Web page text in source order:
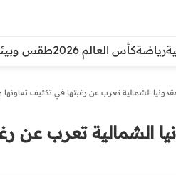
رياضةكأس العالم 2026 طقس
الشمالية تعرب عن رغبتها في تكثيف
الشمالية تعرب عن